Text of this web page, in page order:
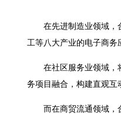
在先进制造业领域，合
工等八大产业的电子商务
在社区服务业领域，将
务项目融合，构建直观互
而在商贸流通领域，合